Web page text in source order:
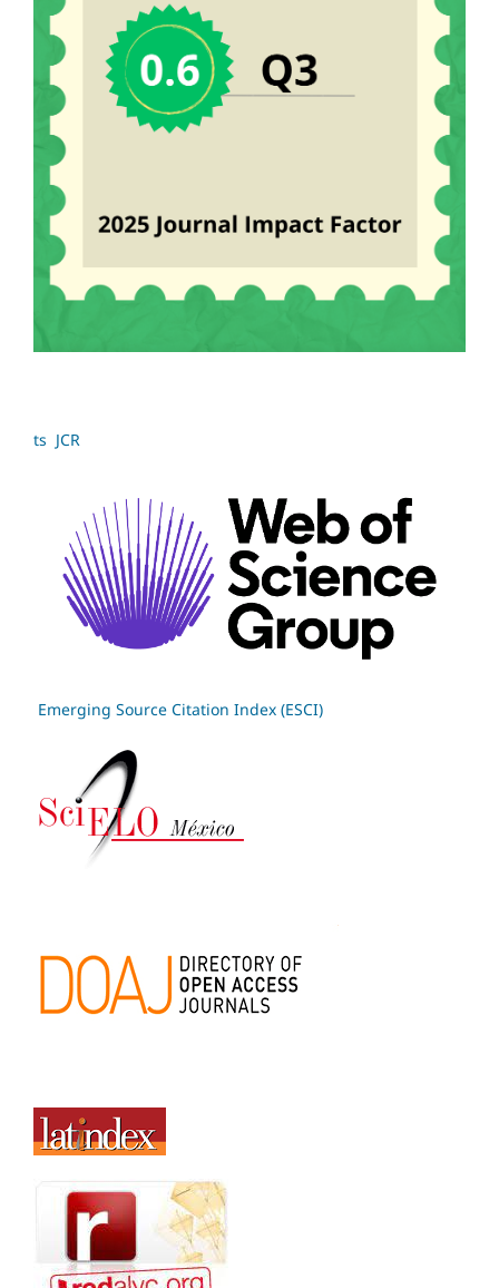
ts JCR
Emerging Source Citation Index (ESCI)